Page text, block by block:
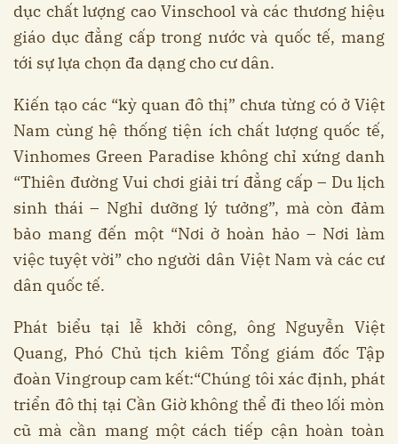
dục chất lượng cao Vinschool và các thương hiệu
giáo dục đẳng cấp trong nước và quốc tế, mang
tới sự lựa chọn đa dạng cho cư dân.
Kiến tạo các “kỳ quan đô thị” chưa từng có ở Việt
Nam cùng hệ thống tiện ích chất lượng quốc tế,
Vinhomes Green Paradise không chỉ xứng danh
“Thiên đường Vui chơi giải trí đẳng cấp – Du lịch
sinh thái – Nghỉ dưỡng lý tưởng”, mà còn đảm
bảo mang đến một “Nơi ở hoàn hảo – Nơi làm
việc tuyệt vời” cho người dân Việt Nam và các cư
dân quốc tế.
Phát biểu tại lễ khởi công, ông Nguyễn Việt
Quang, Phó Chủ tịch kiêm Tổng giám đốc Tập
đoàn Vingroup cam kết:“Chúng tôi xác định, phát
triển đô thị tại Cần Giờ không thể đi theo lối mòn
cũ mà cần mang một cách tiếp cận hoàn toàn